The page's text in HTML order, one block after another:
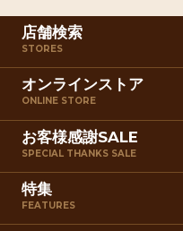
店舗検索
STORES
オンラインストア
ONLINE STORE
お客様感謝SALE
SPECIAL THANKS SALE
特集
FEATURES